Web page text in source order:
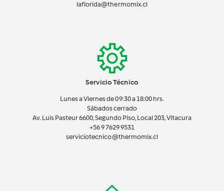
laflorida@thermomix.cl
Servicio Técnico
Lunes a Viernes de 09:30 a 18:00 hrs.
Sábados cerrado
Av. Luis Pasteur 6600, Segundo Piso, Local 203, Vitacura
+56 9 7629 9531
serviciotecnico@thermomix.cl